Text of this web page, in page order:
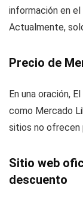
información en
Actualmente,
Precio de
En una oración,
como Mercado
sitios no ofrecen
Sitio web
descuento